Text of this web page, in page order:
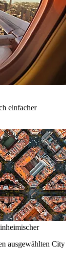
einfacher
ausgewählten City